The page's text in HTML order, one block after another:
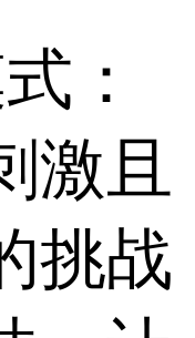
：
激且
挑战